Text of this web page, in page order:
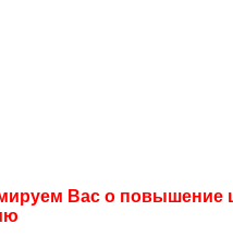
Вас о повышение